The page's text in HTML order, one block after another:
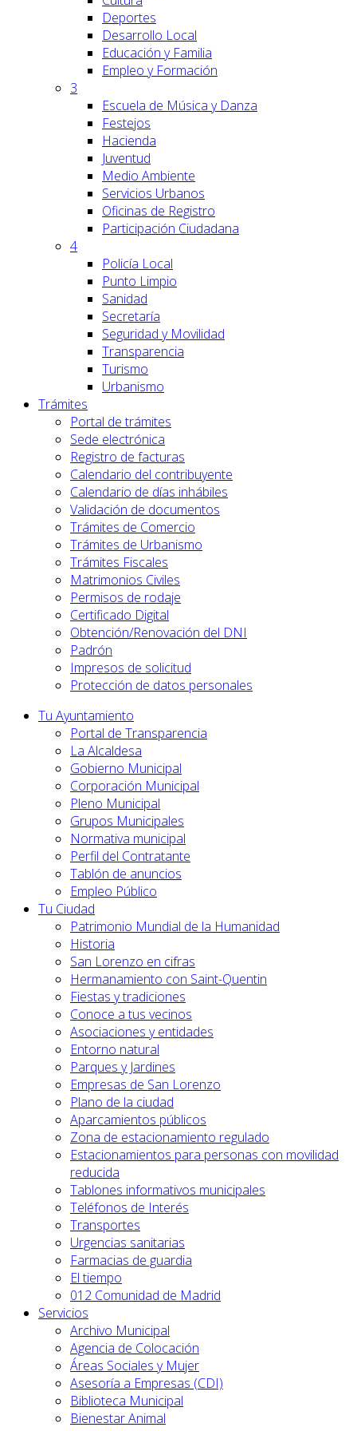
Deportes
Desarrollo Local
Educación y Familia
Empleo y Formación
3
Escuela de Música y Danza
Festejos
Hacienda
Juventud
Medio Ambiente
Servicios Urbanos
Oficinas de Registro
Participación Ciudadana
4
Policía Local
Punto Limpio
Sanidad
Secretaría
Seguridad y Movilidad
Transparencia
Turismo
Urbanismo
Trámites
Portal de trámites
Sede electrónica
Registro de facturas
Calendario del contribuyente
Calendario de días inhábiles
Validación de documentos
Trámites de Comercio
Trámites de Urbanismo
Trámites Fiscales
Matrimonios Civiles
Permisos de rodaje
Certificado Digital
Obtención/Renovación del DNI
Padrón
Impresos de solicitud
Protección de datos personales
Tu Ayuntamiento
Portal de Transparencia
La Alcaldesa
Gobierno Municipal
Corporación Municipal
Pleno Municipal
Grupos Municipales
Normativa municipal
Perfil del Contratante
Tablón de anuncios
Empleo Público
Tu Ciudad
Patrimonio Mundial de la Humanidad
Historia
San Lorenzo en cifras
Hermanamiento con Saint-Quentin
Fiestas y tradiciones
Conoce a tus vecinos
Asociaciones y entidades
Entorno natural
Parques y Jardines
Empresas de San Lorenzo
Plano de la ciudad
Aparcamientos públicos
Zona de estacionamiento regulado
Estacionamientos para personas con movilidad
reducida
Tablones informativos municipales
Teléfonos de Interés
Transportes
Urgencias sanitarias
Farmacias de guardia
El tiempo
012 Comunidad de Madrid
Servicios
Archivo Municipal
Agencia de Colocación
Áreas Sociales y Mujer
Asesoría a Empresas (CDI)
Biblioteca Municipal
Bienestar Animal